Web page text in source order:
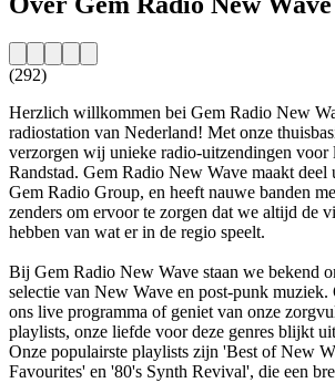
(292)
Herzlich willkommen bei Gem Radio New
radiostation van Nederland! Met onze
verzorgen wij unieke radio-uitzendingen voor
Randstad. Gem Radio New Wave maakt deel
Gem Radio Group, en heeft nauwe banden
zenders om ervoor te zorgen dat we altijd de
hebben van wat er in de regio speelt.
Bij Gem Radio New Wave staan we bekend
selectie van New Wave en post-punk
ons live programma of geniet van onze
playlists, onze liefde voor deze genres blijkt
Onze populairste playlists zijn 'Best of New
Favourites' en '80's Synth Revival', die een